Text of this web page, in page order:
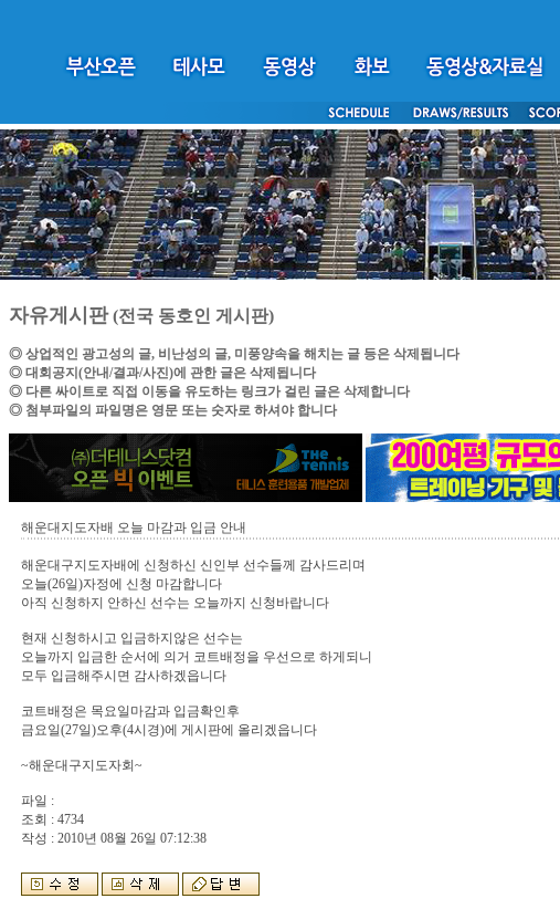
자유게시판(전국 동호인 게시판)
◎ 상업적인 광고성의 글, 비난성의 글, 미풍양속을 해치는 글 등은 삭제됩니다
◎ 대회공지(안내/결과/사진)에 관한 글은 삭제됩니다
◎ 다른 싸이트로 직접 이동을 유도하는 링크가 걸린 글은 삭제합니다
◎ 첨부파일의 파일명은 영문 또는 숫자로 하셔야 합니다
해운대지도자배 오늘 마감과 입금 안내
해운대구지도자배에 신청하신 신인부 선수들께 감사드리며
오늘(26일)자정에 신청 마감합니다
아직 신청하지 안하신 선수는 오늘까지 신청바랍니다
현재 신청하시고 입금하지않은 선수는
오늘까지 입금한 순서에 의거 코트배정을 우선으로 하게되니
모두 입금해주시면 감사하겠읍니다
코트배정은 목요일마감과 입금확인후
금요일(27일)오후(4시경)에 게시판에 올리겠읍니다
~해운대구지도자회~
파일 :
조회 : 4734
작성 : 2010년 08월 26일 07:12:38